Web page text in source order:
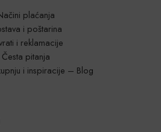
plaćanja
i poštarina
i reklamacije
Česta pitanja
i inspiracije – Blog